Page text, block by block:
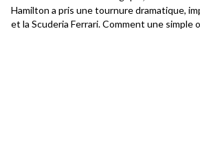
Hamilton a pris une tournure dramatique,
et la Scuderia Ferrari. Comment une simple